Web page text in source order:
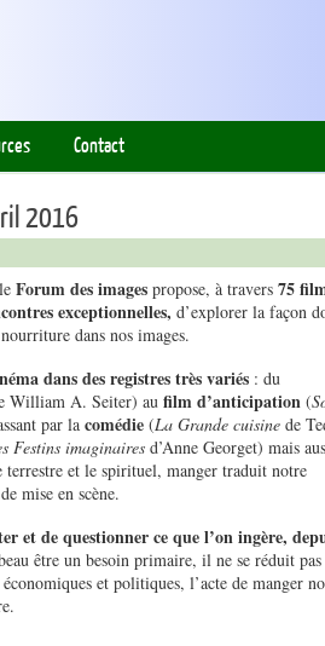
Contact
2016
Forum des images propose, à travers 75
exceptionnelles, d’explorer la façon
dans nos images.
dans des registres très variés : du
William A. Seiter) au film d’anticipation (
par la comédie (La Grande cuisine de
Festins imaginaires d’Anne Georget) mais
et le spirituel, manger traduit notre
mise en scène.
et de questionner ce que l’on ingère,
être un besoin primaire, il ne se réduit pas
et politiques, l’acte de manger